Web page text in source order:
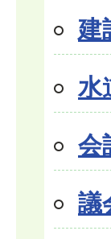
建
水
会
議